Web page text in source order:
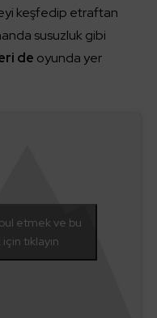
keşfedip etraftan
susuzluk gibi
de oyunda yer
etmek ve bu
tıklayın